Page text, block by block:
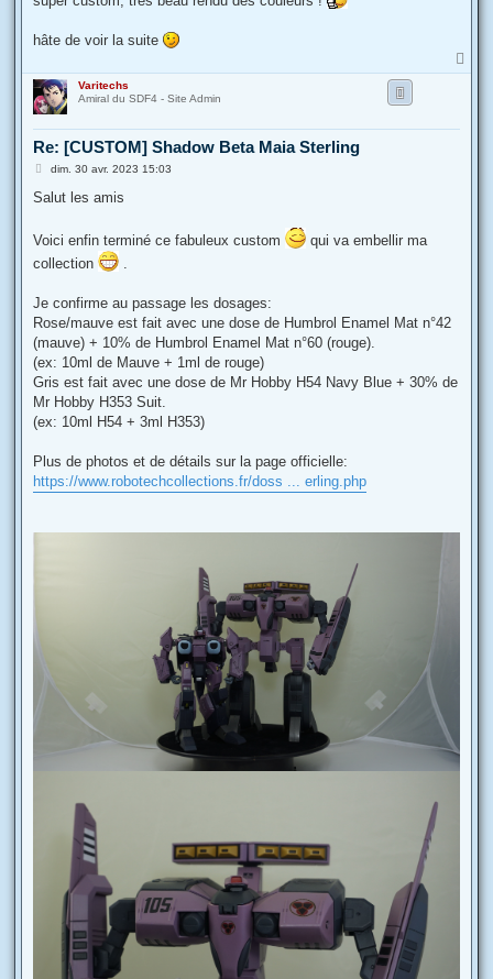
hâte de voir la suite
a
Varitechs
Amiral du SDF4 - Site Admin
Re: [CUSTOM] Shadow Beta Maia Sterling
M
s
g
e
dim. 30 avr. 2023 15:03
Salut les amis
Voici enfin terminé ce fabuleux custom
qui va embellir ma
collection
Je confirme au passage les dosages:
Rose/mauve est fait avec une dose de Humbrol Enamel Mat n°42
(mauve) + 10% de Humbrol Enamel Mat n°60 (rouge).
(ex: 10ml de Mauve + 1ml de rouge)
Gris est fait avec une dose de Mr Hobby H54 Navy Blue + 30% de
Mr Hobby H353 Suit.
(ex: 10ml H54 + 3ml H353)
Plus de photos et de détails sur la page officielle:
https://www.robotechcollections.fr/doss ... erling.php